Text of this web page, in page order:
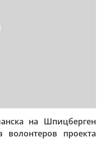
на Шпицберген
волонтеров проекта